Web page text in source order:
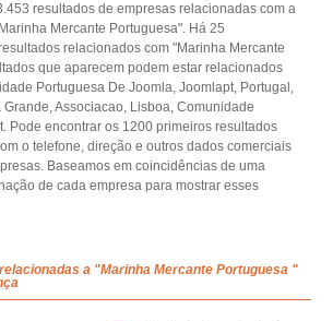
resultados de empresas relacionadas com a
Mercante Portuguesa". Há 25
relacionados com "Marinha Mercante
que aparecem podem estar relacionados
Portuguesa De Joomla, Joomlapt, Portugal,
Grande, Associacao, Lisboa, Comunidade
Pode encontrar os 1200 primeiros resultados
o telefone, direção e outros dados comerciais
Baseamos em coincidências de uma
de cada empresa para mostrar esses
a "Marinha Mercante Portuguesa "